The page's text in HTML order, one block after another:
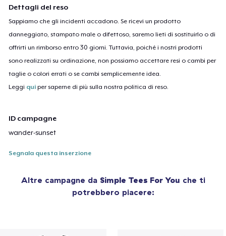
Dettagli del reso
Sappiamo che gli incidenti accadono. Se ricevi un prodotto
danneggiato, stampato male o difettoso, saremo lieti di sostituirlo o di
offrirti un rimborso entro 30 giorni. Tuttavia, poiché i nostri prodotti
sono realizzati su ordinazione, non possiamo accettare resi o cambi per
taglie o colori errati o se cambi semplicemente idea.
Leggi qui per saperne di più sulla nostra politica di reso.
ID campagne
wander-sunset
Segnala questa inserzione
Altre campagne da Simple Tees For You che ti
potrebbero piacere: